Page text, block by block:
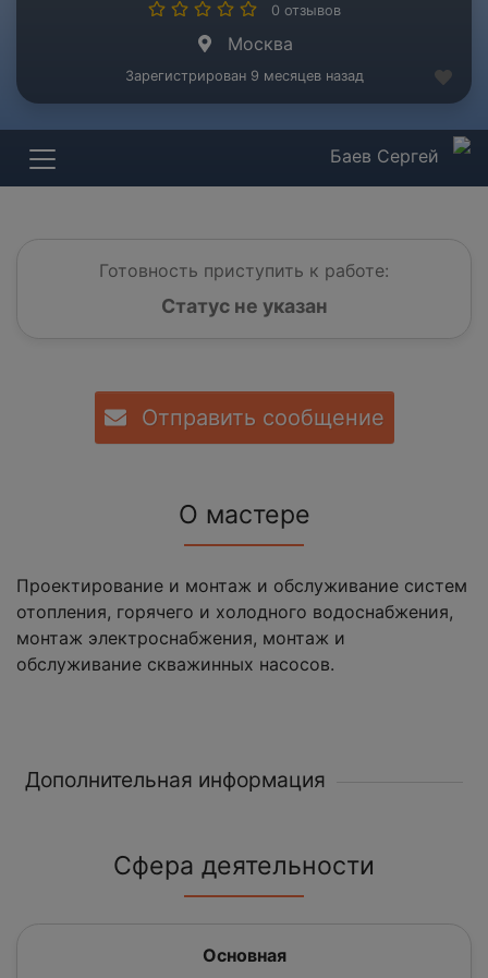
0 отзывов
Москва
Зарегистрирован 9 месяцев назад
Баев Сергей
Готовность приступить к работе:
Статус не указан
Отправить сообщение
О мастере
Проектирование и монтаж и обслуживание систем
отопления, горячего и холодного водоснабжения,
монтаж электроснабжения, монтаж и
обслуживание скважинных насосов.
Дополнительная информация
Сфера деятельности
Основная